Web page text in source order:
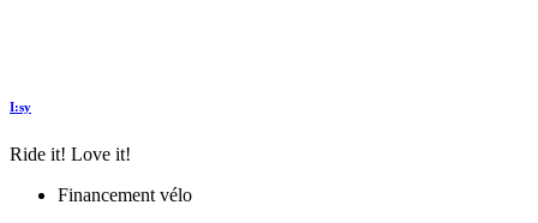
I:sy
Ride it! Love it!
Financement vélo